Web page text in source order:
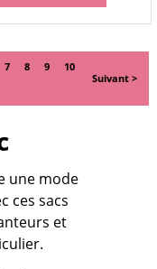
7 8 9
10
Suivant >
une mode
ces sacs
et